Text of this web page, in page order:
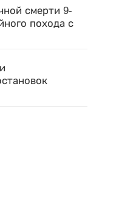
смерти 9-
похода с